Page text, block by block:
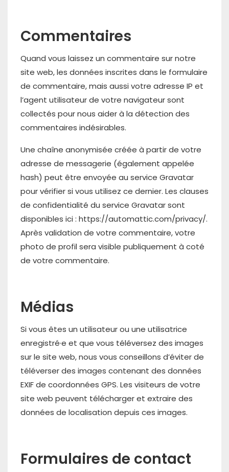
Commentaires
Quand vous laissez un commentaire sur notre
site web, les données inscrites dans le formulaire
de commentaire, mais aussi votre adresse IP et
l’agent utilisateur de votre navigateur sont
collectés pour nous aider à la détection des
commentaires indésirables.
Une chaîne anonymisée créée à partir de votre
adresse de messagerie (également appelée
hash) peut être envoyée au service Gravatar
pour vérifier si vous utilisez ce dernier. Les clauses
de confidentialité du service Gravatar sont
disponibles ici : https://automattic.com/privacy/.
Après validation de votre commentaire, votre
photo de profil sera visible publiquement à coté
de votre commentaire.
Médias
Si vous êtes un utilisateur ou une utilisatrice
enregistré·e et que vous téléversez des images
sur le site web, nous vous conseillons d’éviter de
téléverser des images contenant des données
EXIF de coordonnées GPS. Les visiteurs de votre
site web peuvent télécharger et extraire des
données de localisation depuis ces images.
Formulaires de contact